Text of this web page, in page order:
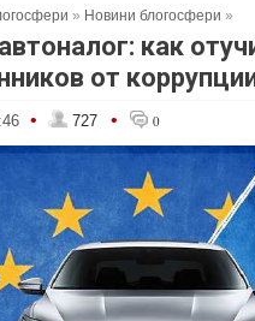
» Новини блогосфери »
как
от
• 727 • 0